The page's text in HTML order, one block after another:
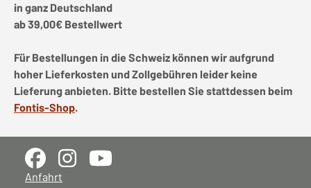
in ganz Deutschland
ab 39,00€ Bestellwert
Für Bestellungen in die Schweiz können wir aufgrund
hoher Lieferkosten und Zollgebühren leider keine
Lieferung anbieten. Bitte bestellen Sie stattdessen beim
Fontis-Shop.
Anfahrt